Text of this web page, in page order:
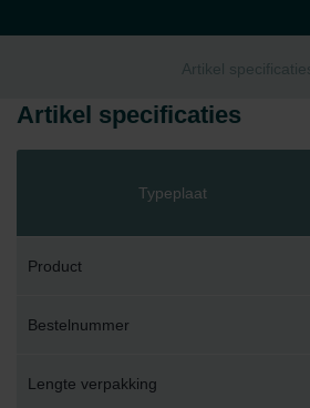
Artikel specificaties
Artikel specificaties
Typeplaat
Product
Bestelnummer
Lengte verpakking